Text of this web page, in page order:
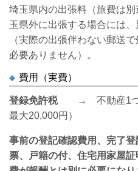
埼玉県内の出張料（旅費は
玉県外に出張する場合には
（実際の出張伴わない郵送
必要ありません）。
費用（実費）
登録免許税→ 不動産1つ
最大20,000円）
事前の登記確認費用、 完了登
票、戸籍の付、住宅用家屋証